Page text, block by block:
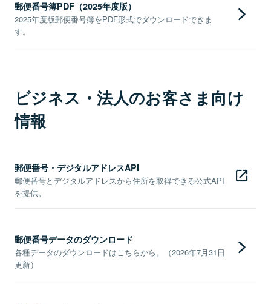
郵便番号簿PDF（2025年度版）
2025年度版郵便番号簿をPDF形式でダウンロードできま
す。
ビジネス・法人のお客さま向け
情報
郵便番号・デジタルアドレスAPI
郵便番号とデジタルアドレスから住所を取得できる公式API
を提供。
郵便番号データのダウンロード
各種データのダウンロードはこちらから。（2026年7月31日
更新）